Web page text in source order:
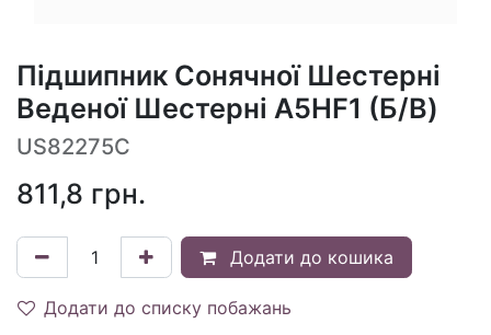
Підшипник Сонячної Шестерні
Веденої Шестерні A5HF1 (Б/В)
US82275C
811,8 грн.
Додати до кошика
Додати до списку побажань